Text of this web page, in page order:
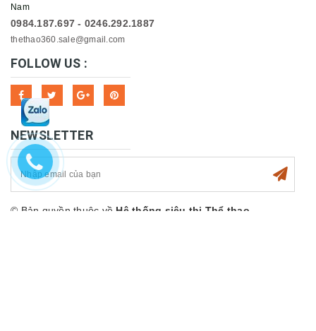
Nam
0984.187.697 - 0246.292.1887
thethao360.sale@gmail.com
FOLLOW US :
NEWSLETTER
© Bản quyền thuộc về Hệ thống siêu thị Thể thao